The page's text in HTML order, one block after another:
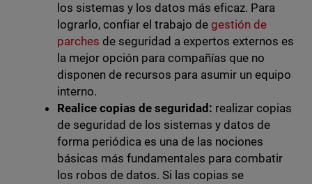
los sistemas y los datos más eficaz. Para
lograrlo, confiar el trabajo de gestión de
parches de seguridad a expertos externos es
la mejor opción para compañías que no
disponen de recursos para asumir un equipo
interno.
Realice copias de seguridad: realizar copias
de seguridad de los sistemas y datos de
forma periódica es una de las nociones
básicas más fundamentales para combatir
los robos de datos. Si las copias se